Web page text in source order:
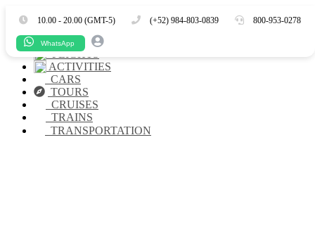
10.00 - 20.00 (GMT-5) (+52) 984-803-0839 800-953-0278
WhatsApp
Es En
HOTELS
FLIGHTS
ACTIVITIES
CARS
TOURS
CRUISES
TRAINS
TRANSPORTATION